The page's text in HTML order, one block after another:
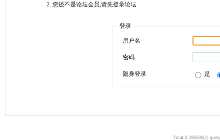
您还不是论坛会员,请先登录论坛
登录
用户名
密码
隐身登录 是
Total 0.398590(s)